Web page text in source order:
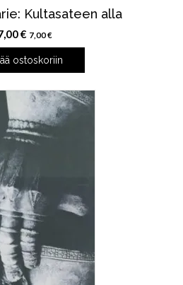
Kultasateen alla
€ 7,00€
ostoskoriin